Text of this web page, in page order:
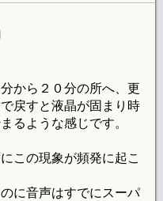
から２０分の所へ、更
戻すと液晶が固まり時
るような感じです。
この現象が頻発に起こ
に音声はすでにスーパ